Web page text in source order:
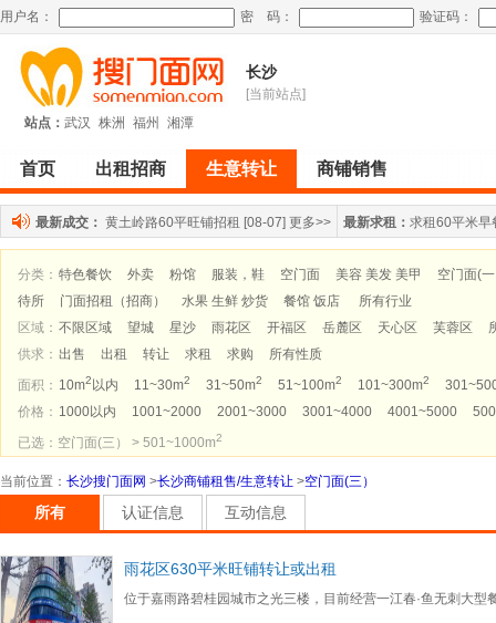
用户名： 密 码： 验证码：
长沙
[当前站点]
站点： 武汉 株洲 福州 湘潭
首页 出租招商 生意转让 商铺销售
最新成交： 黄土岭路60平旺铺招租 [08-07] 更多>> 最新求租： 求租60平米早
分类： 特色餐饮 外卖 粉馆 服装，鞋 空门面 美容 美发 美甲
空门面(
待所
门面招租（招商） 水果 生鲜 炒货 餐馆 饭店
所有行业
区域： 不限区域 望城 星沙 雨花区 开福区 岳麓区 天心区 芙蓉区
供求： 出售 出租 转让 求租 求购
所有性质
面积： 10m2 以内 11~30m2 31~50m2 51~100m2 101~300m2
价格： 1000以内 1001~2000 2001~3000 3001~4000 4001~5000
已选：空门面(三） > 501~1000m2
当前位置 ： 长沙搜门面网 >长沙商铺租售/生意转让 >空门面(三）
所有 认证信息 互动信息
雨花区630平米旺铺转让或出租
位于嘉雨路碧桂园城市之光三楼，目前经营一江春·鱼无刺大型